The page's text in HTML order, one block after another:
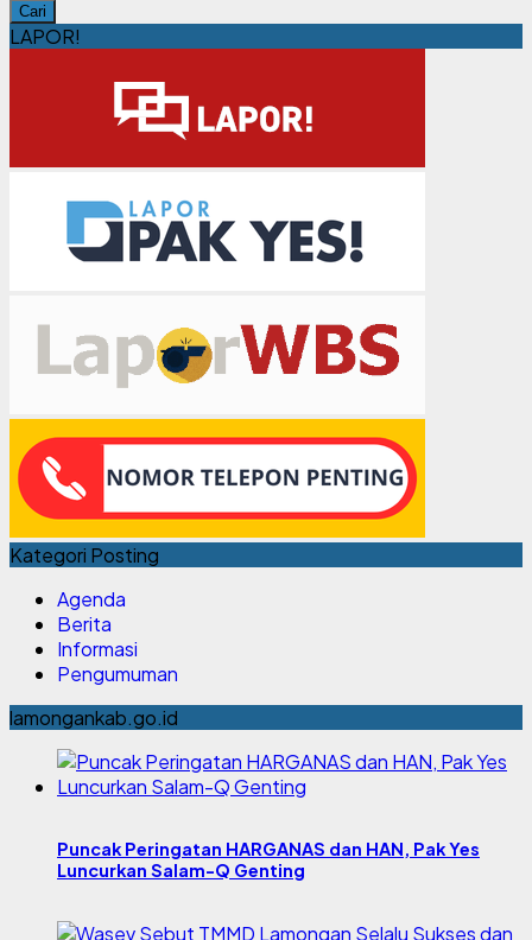
Cari
LAPOR!
Kategori Posting
Agenda
Berita
Informasi
Pengumuman
lamongankab.go.id
Puncak Peringatan HARGANAS dan HAN, Pak Yes
Luncurkan Salam-Q Genting